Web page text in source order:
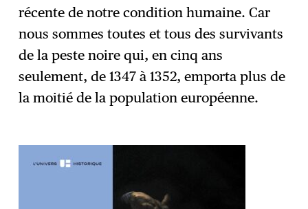
récente de notre condition humaine. Car
nous sommes toutes et tous des survivants
de la peste noire qui, en cinq ans
seulement, de 1347 à 1352, emporta plus de
la moitié de la population européenne.